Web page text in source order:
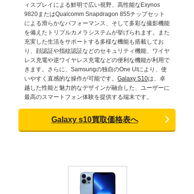
ィスプレイによる鮮明で広い視野、高性能なExynos
9820またはQualcomm Snapdragon 855チップセット
による滑らかなパフォーマンス、そして多彩な撮影機能
を備えたトリプルカメラシステムが挙げられます。また
充実した生活をサポートする多様な機能も搭載してお
り、顔認証や指紋認証などのセキュリティ機能、ワイヤ
レス充電や逆ワイヤレス充電などの便利な機能が利用で
きます。さらに、Samsungの独自のOne UIにより、使
いやすく直感的な操作が可能です。 Galaxy S10は、卓
越した性能と魅力的なデザインが融合した、ユーザーに
最高のスマートフォン体験を提供する端末です。
Galaxy s10買取価格表へ